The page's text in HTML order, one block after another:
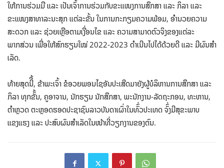
ໃຫ້ການຮ່ວມມື ແລະ ເປັນເຈົ້າການຮ່ວມກັບຂະແໜງການສຶກສາ ແລະ ກິລາ ແລະ
ຂະແໜງສາທາລະນະສຸກ ແຕ່ລະຂັ້ນ ໃນການກະກຽມຄວາມພ້ອມ, ອໍານວຍຄວາມ
ສະດວກ ແລະ ຊ່ວຍເຫຼືອຕາມເງື່ອນໄຂ ແລະ ຄວາມສາມາດຕົວຈິງຂອງແຕ່ລະ
ພາກສ່ວນ ເພື່ອໃຫ້ສົກຮຽນໃໝ່ 2022-2023 ດໍາເນີນໄປໄດ້ດ້ວຍດີ ແລະ ມີຜົນສໍາ
ເລັດ.
ທ້າຍສຸດນີີ້, ຂ້າພະເຈົ້າ ຂໍອວຍພອນໄຊອັນປະເສີດມາຍັງຜູ້ບໍລິຫານການສຶກສາ ແລະ
ກິລາ ທຸກຂັັ້ນ, ຄູອາຈານ, ນັກຮຽນ ນັກສຶກສາ, ພະນັກງານ-ລັດຖະກອນ, ທະຫານ,
ຕໍາຫຼວດ ຕະຫຼອດຮອດປະຊາຊົນລາວບັນດາເຜົ່າໃນທົົ່ວປະເທດ ຈົົ່ງມີສຸຂະພາບ
ແຂງແຮງ ແລະ ປະສົບຜົນສໍາເລັດໃນໜ້າທີ່ວຽກງານຂອງຕົນ.